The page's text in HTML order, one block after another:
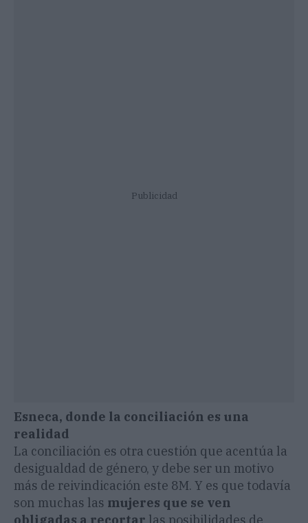
Publicidad
Esneca, donde la conciliación es una
realidad
La conciliación es otra cuestión que acentúa la
desigualdad de género, y debe ser un motivo
más de reivindicación este 8M. Y es que todavía
son muchas las mujeres que se ven